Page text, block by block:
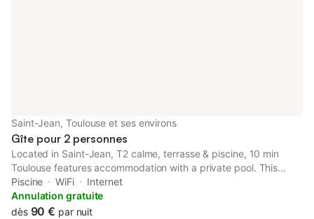
Saint-Jean, Toulouse et ses environs
Gîte pour 2 personnes
Located in Saint-Jean, T2 calme, terrasse & piscine, 10 min
Toulouse features accommodation with a private pool. This
property offers access to a terrace, free private parking and
free WiFi.
Piscine WiFi
Internet
Annulation gratuite
dès 90 € par nuit